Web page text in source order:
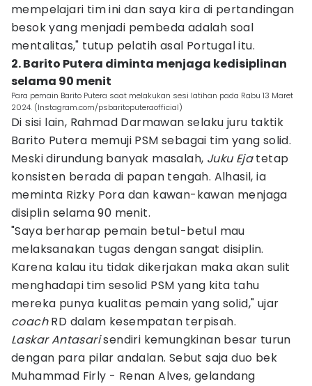
mempelajari tim ini dan saya kira di pertandingan
besok yang menjadi pembeda adalah soal
mentalitas," tutup pelatih asal Portugal itu.
2. Barito Putera diminta menjaga kedisiplinan
selama 90 menit
Para pemain Barito Putera saat melakukan sesi latihan pada Rabu 13 Maret
2024. (Instagram.com/psbaritoputeraofficial)
Di sisi lain, Rahmad Darmawan selaku juru taktik
Barito Putera memuji PSM sebagai tim yang solid.
Meski dirundung banyak masalah, Juku Ejatetap
konsisten berada di papan tengah. Alhasil, ia
meminta Rizky Pora dan kawan-kawan menjaga
disiplin selama 90 menit.
"Saya berharap pemain betul-betul mau
melaksanakan tugas dengan sangat disiplin.
Karena kalau itu tidak dikerjakan maka akan sulit
menghadapi tim sesolid PSM yang kita tahu
mereka punya kualitas pemain yang solid," ujar
coachRD dalam kesempatan terpisah.
Laskar Antasarisendiri kemungkinan besar turun
dengan para pilar andalan. Sebut saja duo bek
Muhammad Firly - Renan Alves, gelandang